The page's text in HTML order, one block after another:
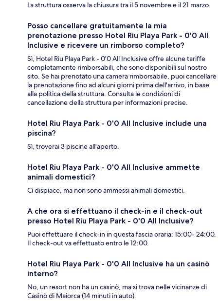
La struttura osserva la chiusura tra il 5 novembre e il 21 marzo.
Posso cancellare gratuitamente la mia
prenotazione presso Hotel Riu Playa Park - 0'0 All
Inclusive e ricevere un rimborso completo?
Sì, Hotel Riu Playa Park - 0'0 All Inclusive offre alcune tariffe
completamente rimborsabili, che sono disponibili sul nostro
sito. Se hai prenotato una camera rimborsabile, puoi cancellare
la prenotazione fino ad alcuni giorni prima dell'arrivo, in base
alla politica della struttura. Consulta le condizioni di
cancellazione della struttura per informazioni precise.
Hotel Riu Playa Park - 0'0 All Inclusive include una
piscina?
Sì, troverai 3 piscine all'aperto.
Hotel Riu Playa Park - 0'0 All Inclusive ammette
animali domestici?
Ci dispiace, ma non sono ammessi animali domestici.
A che ora si effettuano il check-in e il check-out
presso Hotel Riu Playa Park - 0'0 All Inclusive?
Puoi effettuare il check-in in questa fascia oraria: 15:00- 24:00.
Il check-out va effettuato entro le 12:00.
Hotel Riu Playa Park - 0'0 All Inclusive ha un casinò
interno?
No, un resort non ha un casinò, ma si trova nelle vicinanze di
Casinò di Maiorca (14 minuti in auto).